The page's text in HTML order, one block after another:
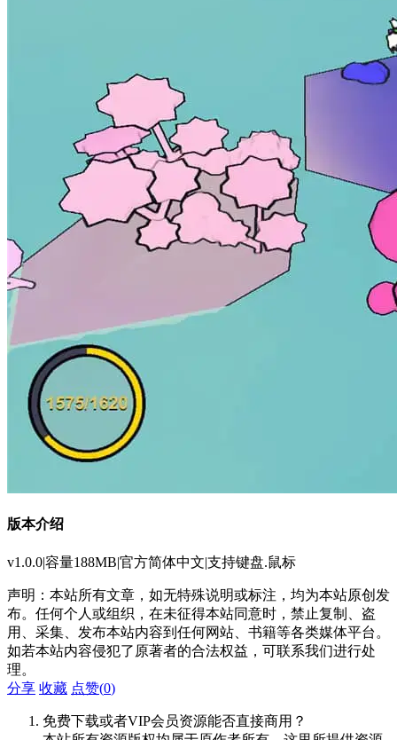
版本介绍
v1.0.0|容量188MB|官方简体中文|支持键盘.鼠标
声明：本站所有文章，如无特殊说明或标注，均为本站原创发
布。任何个人或组织，在未征得本站同意时，禁止复制、盗
用、采集、发布本站内容到任何网站、书籍等各类媒体平台。
如若本站内容侵犯了原著者的合法权益，可联系我们进行处
理。
分享 收藏 点赞(0)
免费下载或者VIP会员资源能否直接商用？